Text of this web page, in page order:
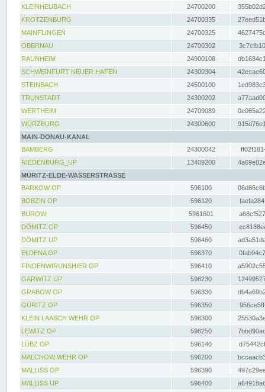
KLEINHEUBACH 24700200
KROTZENBURG
24700335
MAINFLINGEN
24700325
OBERNAU
24700302
RAUNHEIM
24900108
SCHWEINFURT NEUER HAFEN
24300304
STEINBACH
24500100
TRUNSTADT
24300202
WERTHEIM
24709089
WÜRZBURG
24300600
MAIN-DONAU-KANAL
BAMBERG
24300042
RIEDENBURG_UP
13409200
MÜRITZ-ELDE-WASSERSTRASSE
BARKOW OP
596100
BOBZIN OP
596120
BUROW
5961601
DÖMITZ OP
596450
DÖMITZ UP
596460
ELDENA OP
596370
FINDENWIRUNSHIER OP
596410
GARWITZ UP
596230
GRABOW OP
596330
GÜRITZ OP
596350
KLEIN LAASCH WEHR OP
596300
LEWITZ OP
596250
LÜBZ OP
596140
MALCHOW WEHR OP
596200
MALLISS OP
596390
MALLISS UP
596400